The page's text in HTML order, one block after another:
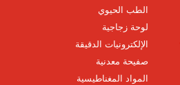
الطب الحيوي
لوحة زجاجية
الإلكترونيات الدقيقة
صفيحة معدنية
المواد المغناطيسية